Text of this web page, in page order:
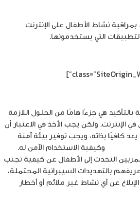
نشاط الأطفال على الإنترنت
التي يستخدمونها.
بالتأكيد هي جزءًا هامًا من الحلول اللازمة
الإنترنت. ولكن يجب الأخذ في الاعتبار أن
كافيًا بذاته، ويجب توفير بيئة آمنة
وكيفية الاستخدام الآمن له.
التحدث إلى الأطفال عن كيفية تجنب
بالتهديدات السيبرانية المحتملة،
عن أي نشاط غير ملائم أو أخطار